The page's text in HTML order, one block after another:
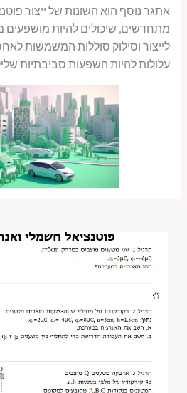
אתגר נוסף הוא השונות של ייצור
מתחדשים, שיכולים להיות מושפעים
לייצור וסילוק סוללות המשמשות
עלולות להיות השפעות סביבתיות